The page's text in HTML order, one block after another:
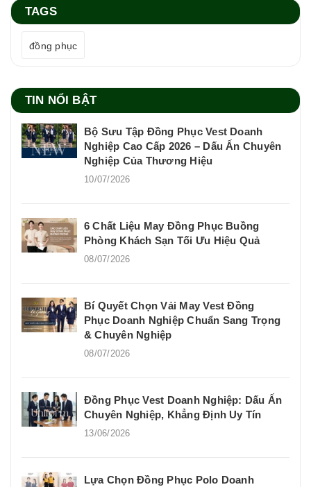
TAGS
đồng phục
TIN NỔI BẬT
Bộ Sưu Tập Đồng Phục Vest Doanh
Nghiệp Cao Cấp 2026 – Dấu Ấn Chuyên
Nghiệp Của Thương Hiệu
10/07/2026
6 Chất Liệu May Đồng Phục Buồng
Phòng Khách Sạn Tối Ưu Hiệu Quả
08/07/2026
Bí Quyết Chọn Vải May Vest Đồng
Phục Doanh Nghiệp Chuẩn Sang Trọng
& Chuyên Nghiệp
08/07/2026
Đồng Phục Vest Doanh Nghiệp: Dấu Ấn
Chuyên Nghiệp, Khẳng Định Uy Tín
13/06/2026
Lựa Chọn Đồng Phục Polo Doanh